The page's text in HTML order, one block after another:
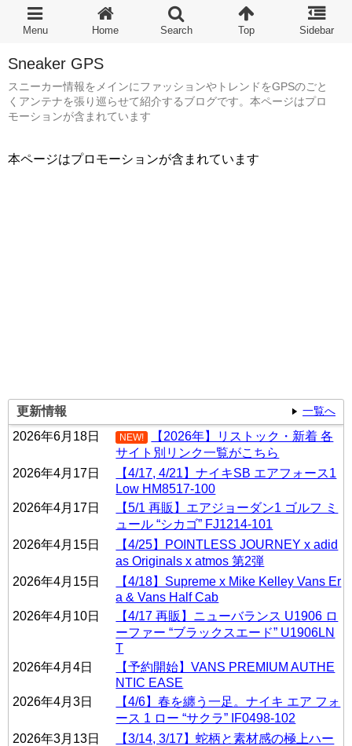
Sneaker GPS
スニーカー情報をメインにファッションやトレンドをGPSのごと
くアンテナを張り巡らせて紹介するブログです。本ページはプロ
モーションが含まれています
本ページはプロモーションが含まれています
一覧へ
更新情報
2026年6月18日
NEW!
【2026年】リストック・新着 各
サイト別リンク一覧がこちら
2026年4月17日
【4/17, 4/21】ナイキSB エアフォース1
Low HM8517-100
2026年4月17日
【5/1 再販】エアジョーダン1 ゴルフ ミ
ュール “シカゴ” FJ1214-101
2026年4月15日
【4/25】POINTLESS JOURNEY x adid
as Originals x atmos 第2弾
2026年4月15日
【4/18】Supreme x Mike Kelley Vans Er
a & Vans Half Cab
2026年4月10日
【4/17 再販】ニューバランス U1906 ロ
ーファー “ブラックスエード” U1906LN
T
2026年4月4日
【予約開始】VANS PREMIUM AUTHE
NTIC EASE
2026年4月3日
【4/6】春を纏う一足。ナイキ エア フォ
ース 1 ロー “サクラ” IF0498-102
2026年3月13日
【3/14, 3/17】蛇柄と素材感の極上ハー